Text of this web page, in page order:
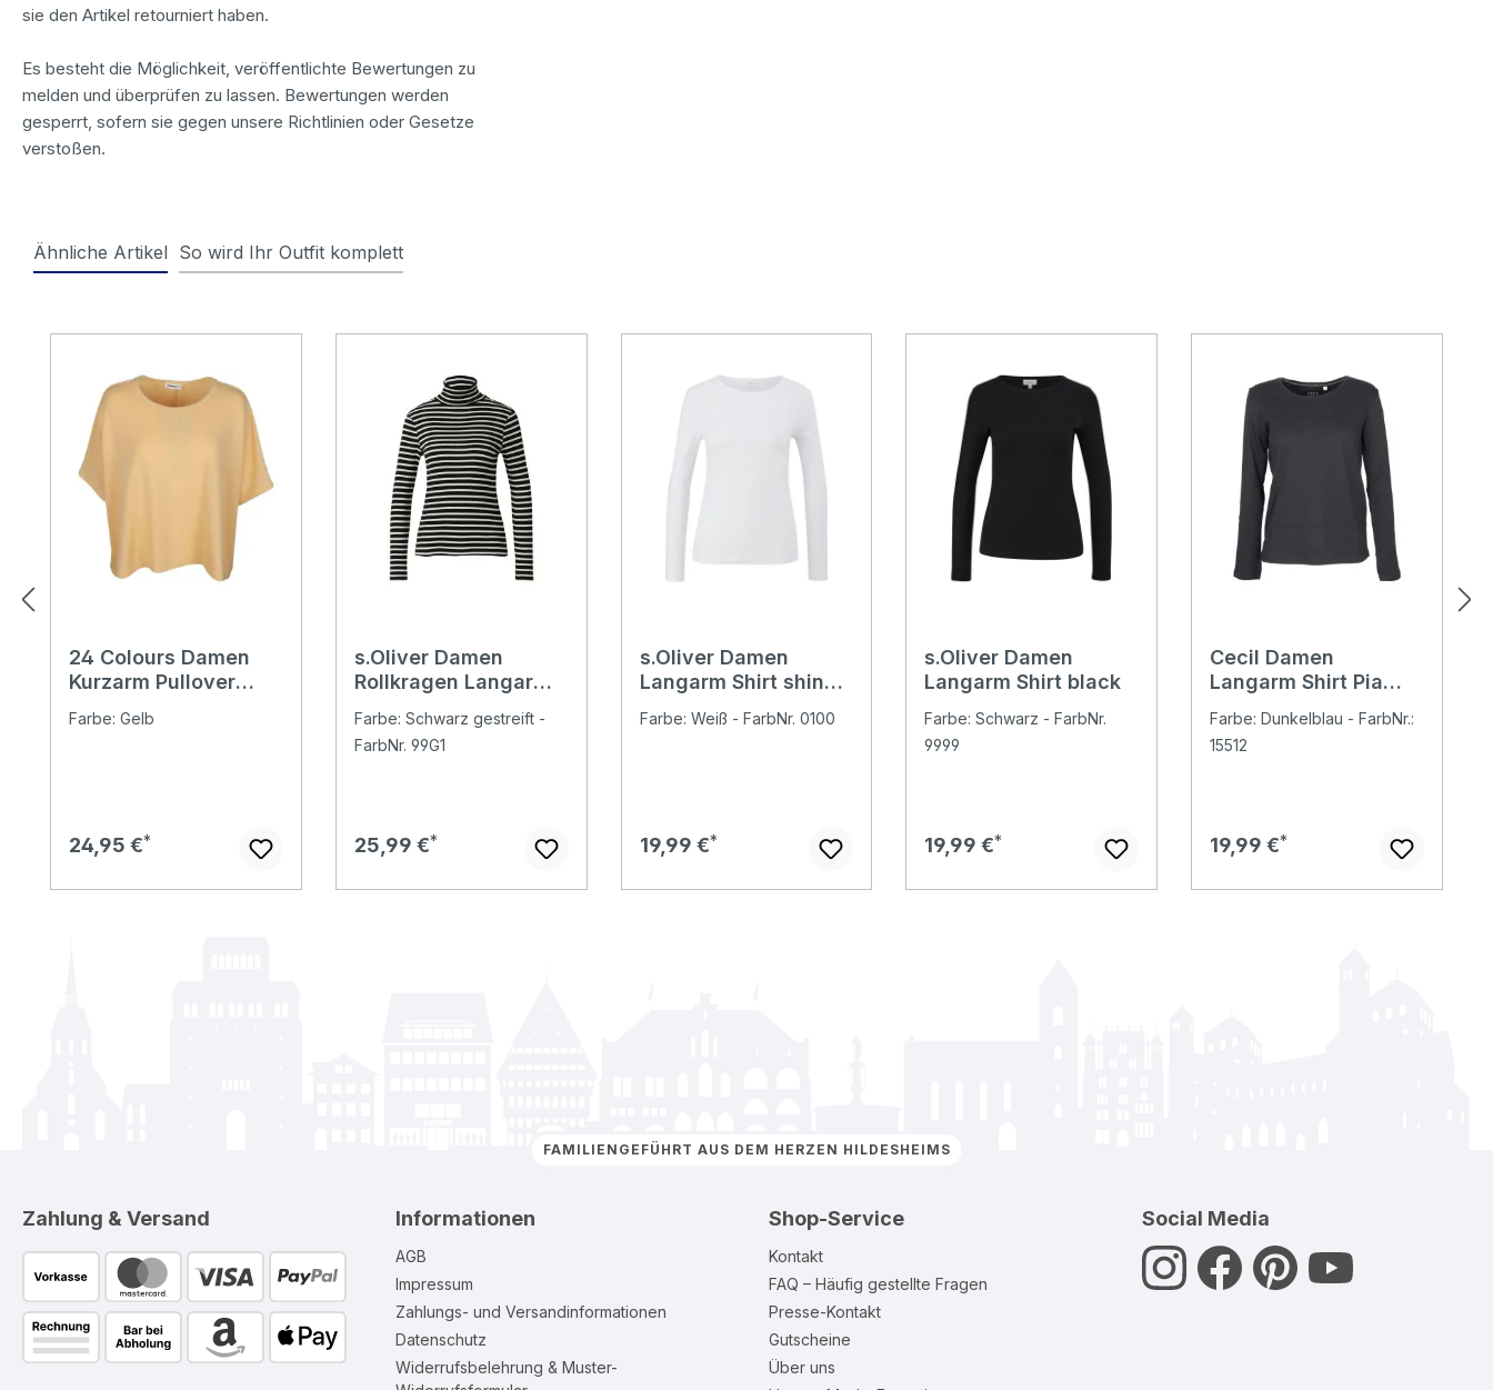
sie den Artikel retourniert haben.
Es besteht die Möglichkeit, veröffentlichte Bewertungen zu
melden und überprüfen zu lassen. Bewertungen werden
gesperrt, sofern sie gegen unsere Richtlinien oder Gesetze
verstoßen.
Ähnliche Artikel So wird Ihr Outfit komplett
24 Colours Damen
Kurzarm Pullover
Farbe: Gelb
Regulärer Preis:
24,95 €
s.Oliver Damen
Rollkragen Langarm
Farbe: Schwarz gestreift -
FarbNr. 99G1
Regulärer Preis:
25,99 €
s.Oliver Damen
Langarm Shirt shiny
Farbe: Weiß - FarbNr. 0100
Regulärer Preis:
19,99 €
s.Oliver Damen
Langarm Shirt black
Farbe: Schwarz - FarbNr.
9999
Regulärer Preis:
19,99 €
Cecil Damen
Langarm Shirt Pia
Farbe: Dunkelblau - FarbNr.:
15512
Regulärer Preis:
19,99 €
FAMILIENGEFÜHRT AUS DEM HERZEN HILDESHEIMS
Zahlung & Versand Informationen
AGB
Impressum
Zahlungs- und Versandinformationen
Datenschutz
Widerrufsbelehrung & Muster-
Shop-Service
Kontakt
FAQ – Häufig gestellte Fragen
Presse-Kontakt
Gutscheine
Über uns
Social Media